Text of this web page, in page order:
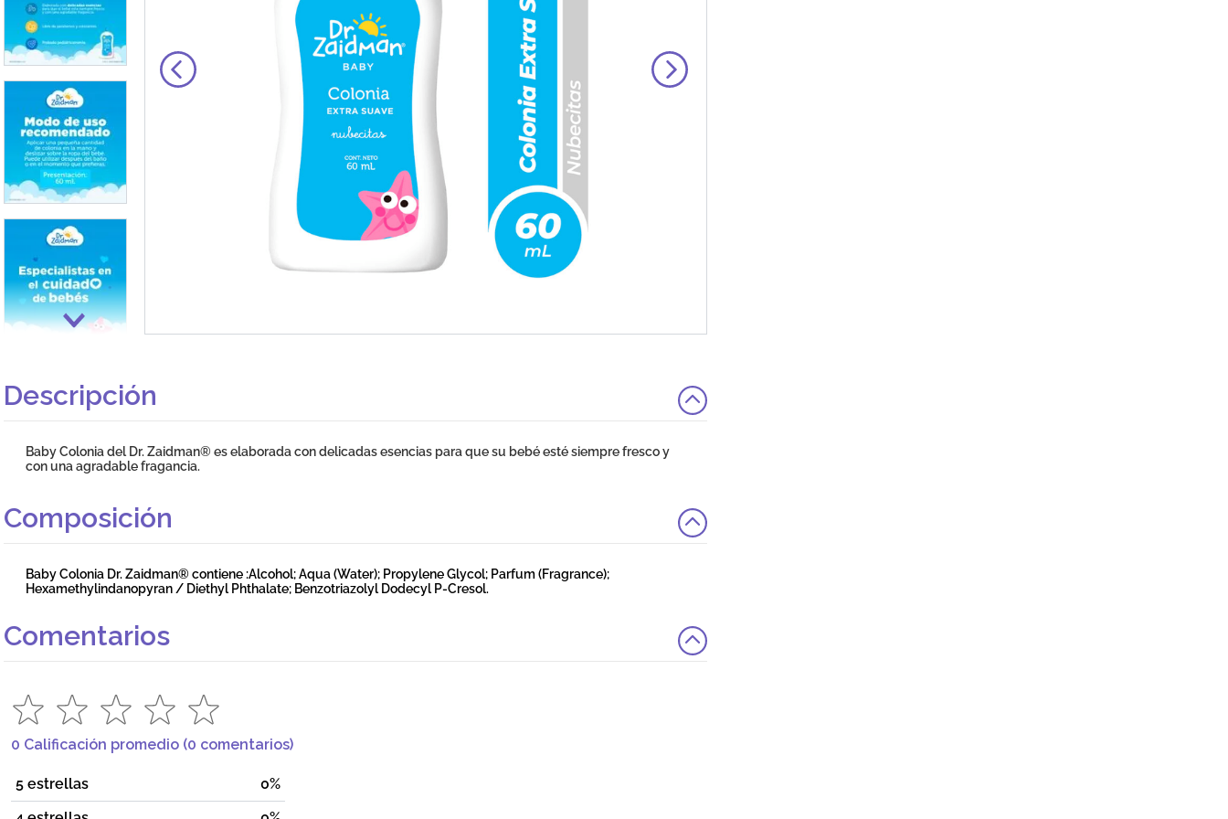
Descripción
Baby Colonia del Dr. Zaidman® es elaborada con delicadas esencias para que su bebé esté siempre fresco y
con una agradable fragancia.
Composición
Baby Colonia Dr. Zaidman® contiene :Alcohol; Aqua (Water); Propylene Glycol; Parfum (Fragrance);
Hexamethylindanopyran / Diethyl Phthalate; Benzotriazolyl Dodecyl P-Cresol.
Comentarios
0 Calificación promedio (0 comentarios)
5 estrellas
0%